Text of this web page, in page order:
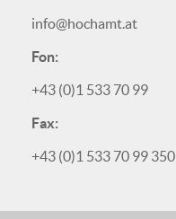
info@hochamt.at
Fon:
+43 (0)1 533 70 99
Fax:
+43 (0)1 533 70 99 350